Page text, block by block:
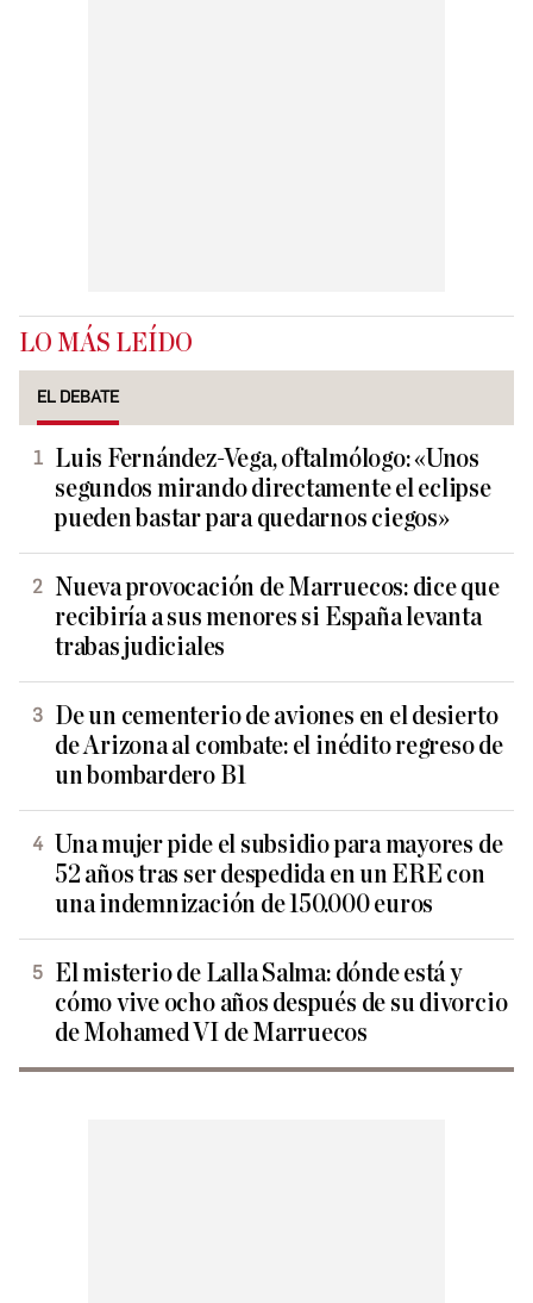
LO MÁS LEÍDO
EL DEBATE
Luis Fernández-Vega, oftalmólogo: «Unos
segundos mirando directamente el eclipse
pueden bastar para quedarnos ciegos»
Nueva provocación de Marruecos: dice que
recibiría a sus menores si España levanta
trabas judiciales
De un cementerio de aviones en el desierto
de Arizona al combate: el inédito regreso de
un bombardero B1
Una mujer pide el subsidio para mayores de
52 años tras ser despedida en un ERE con
una indemnización de 150.000 euros
El misterio de Lalla Salma: dónde está y
cómo vive ocho años después de su divorcio
de Mohamed VI de Marruecos